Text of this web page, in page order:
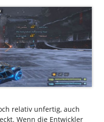
relativ unfertig, auch
Wenn die Entwickler